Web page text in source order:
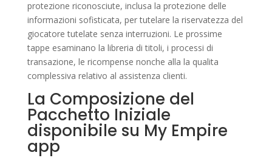
protezione riconosciute, inclusa la protezione delle
informazioni sofisticata, per tutelare la riservatezza del
giocatore tutelate senza interruzioni. Le prossime
tappe esaminano la libreria di titoli, i processi di
transazione, le ricompense nonche alla la qualita
complessiva relativo al assistenza clienti.
La Composizione del
Pacchetto Iniziale
disponibile su My Empire
app